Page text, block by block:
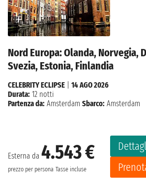
Nord Europa: Olanda, Norvegia,
Svezia, Estonia, Finlandia
Esterna da 4.543 €
prezzo per persona Tasse incluse
CELEBRITY ECLIPSE
14 AGO 2026
Durata: 12 notti
Partenza da: Amsterdam Sbarco: Amsterdam